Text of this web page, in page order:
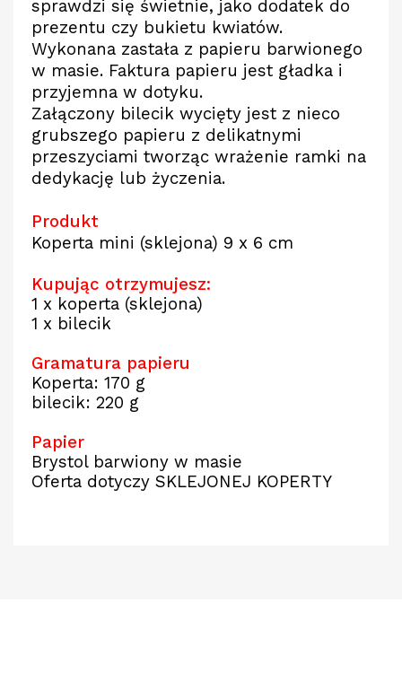
sprawdzi się świetnie, jako dodatek do
prezentu czy bukietu kwiatów.
Wykonana zastała z papieru barwionego
w masie. Faktura papieru jest gładka i
przyjemna w dotyku.
Załączony bilecik wycięty jest z nieco
grubszego papieru z delikatnymi
przeszyciami tworząc wrażenie ramki na
dedykację lub życzenia.
Produkt
Koperta mini (sklejona) 9 x 6 cm
Kupując otrzymujesz:
1 x koperta (sklejona)
1 x bilecik
Gramatura papieru
Koperta: 170 g
bilecik: 220 g
Papier
Brystol barwiony w masie
Oferta dotyczy SKLEJONEJ KOPERTY